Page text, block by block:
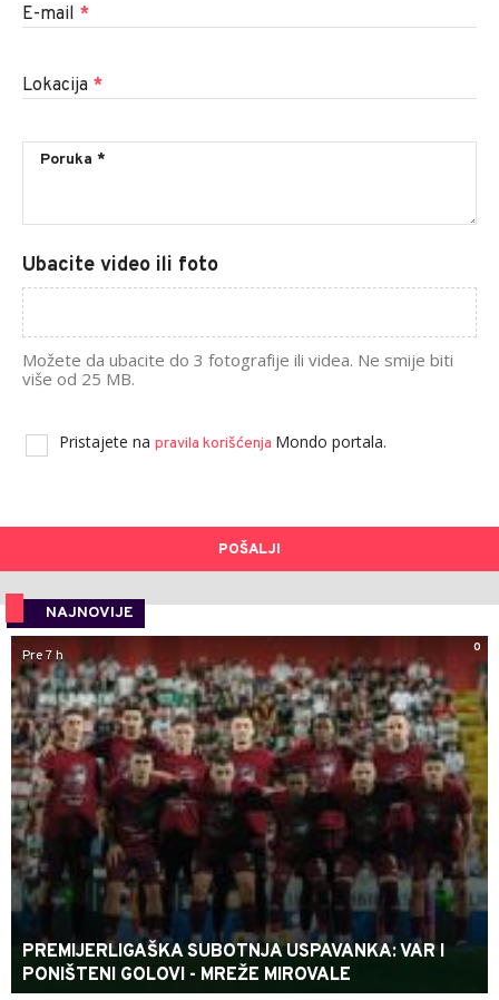
E-mail *
Lokacija *
Ubacite video ili foto
Možete da ubacite do 3 fotografije ili videa. Ne smije biti
više od 25 MB.
Pristajete na pravila korišćenja Mondo portala.
POŠALJI
NAJNOVIJE
0
Pre 7 h
PREMIJERLIGAŠKA SUBOTNJA USPAVANKA: VAR I
PONIŠTENI GOLOVI - MREŽE MIROVALE